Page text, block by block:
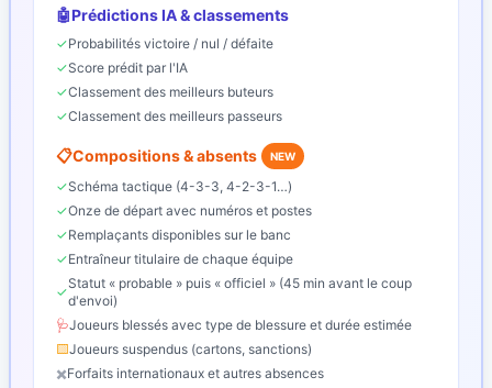
🤖Prédictions IA & classements
✓Probabilités victoire / nul / défaite
✓Score prédit par l'IA
✓Classement des meilleurs buteurs
✓Classement des meilleurs passeurs
📋Compositions & absents NEW
✓Schéma tactique (4-3-3, 4-2-3-1…)
✓Onze de départ avec numéros et postes
✓Remplaçants disponibles sur le banc
✓Entraîneur titulaire de chaque équipe
✓
Statut « probable » puis « officiel » (45 min avant le coup
d'envoi)
🩺Joueurs blessés avec type de blessure et durée estimée
🟨Joueurs suspendus (cartons, sanctions)
✖️Forfaits internationaux et autres absences